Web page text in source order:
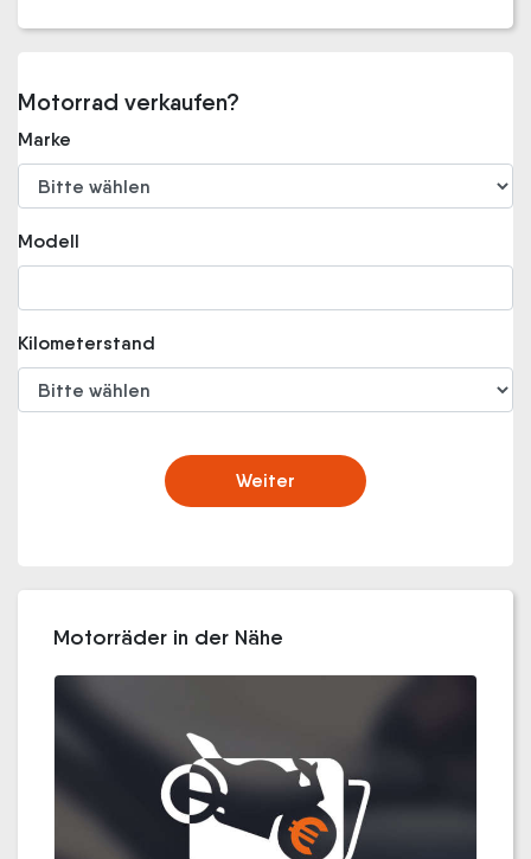
Motorrad verkaufen?
Marke
Modell
Kilometerstand
Weiter
Motorräder in der Nähe